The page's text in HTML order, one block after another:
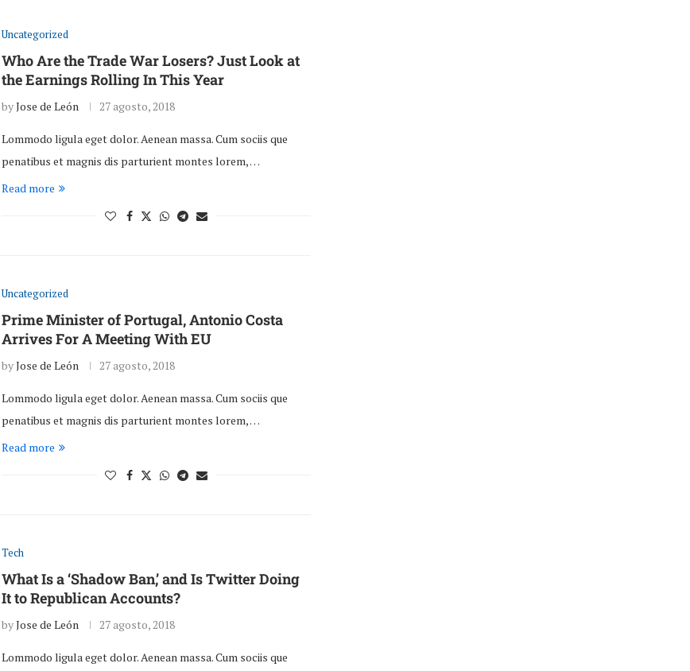
Uncategorized
Who Are the Trade War Losers? Just Look at
the Earnings Rolling In This Year
byJose de León 27 agosto, 2018
Lommodo ligula eget dolor. Aenean massa. Cum sociis que
penatibus et magnis dis parturient montes lorem, …
Read more
Uncategorized
Prime Minister of Portugal, Antonio Costa
Arrives For A Meeting With EU
byJose de León 27 agosto, 2018
Lommodo ligula eget dolor. Aenean massa. Cum sociis que
penatibus et magnis dis parturient montes lorem, …
Read more
Tech
What Is a ‘Shadow Ban,’ and Is Twitter Doing
It to Republican Accounts?
byJose de León 27 agosto, 2018
Lommodo ligula eget dolor. Aenean massa. Cum sociis que